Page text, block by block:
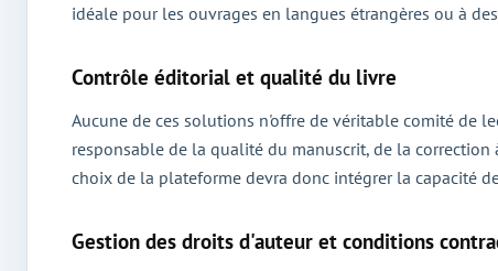
idéale pour les ouvrages en langues étrangères ou à
Contrôle éditorial et qualité du livre
Aucune de ces solutions n'offre de véritable comité de
responsable de la qualité du manuscrit, de la
choix de la plateforme devra donc intégrer la capacité
Gestion des droits d'auteur et conditions